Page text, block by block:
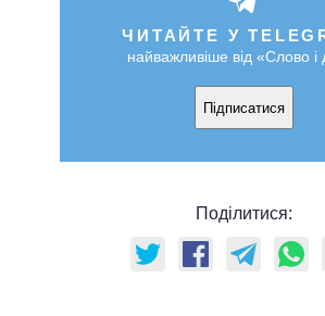
ЧИТАЙТЕ У
найважливіше від «Слово і
Підписатися
Поділитися: